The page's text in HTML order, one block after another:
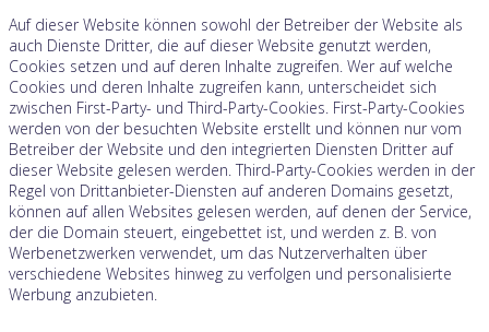
Auf dieser Website können sowohl der Betreiber der Website als
auch Dienste Dritter, die auf dieser Website genutzt werden,
Cookies setzen und auf deren Inhalte zugreifen. Wer auf welche
Cookies und deren Inhalte zugreifen kann, unterscheidet sich
zwischen First-Party- und Third-Party-Cookies. First-Party-Cookies
werden von der besuchten Website erstellt und können nur vom
Betreiber der Website und den integrierten Diensten Dritter auf
dieser Website gelesen werden. Third-Party-Cookies werden in der
Regel von Drittanbieter-Diensten auf anderen Domains gesetzt,
können auf allen Websites gelesen werden, auf denen der Service,
der die Domain steuert, eingebettet ist, und werden z. B. von
Werbenetzwerken verwendet, um das Nutzerverhalten über
verschiedene Websites hinweg zu verfolgen und personalisierte
Werbung anzubieten.